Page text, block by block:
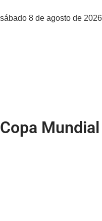
sábado 8 de agosto de 2026
Copa